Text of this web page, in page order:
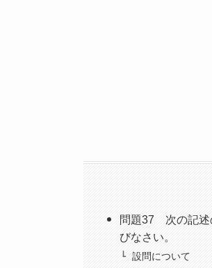
問題37 次の記述
びなさい。
設問について